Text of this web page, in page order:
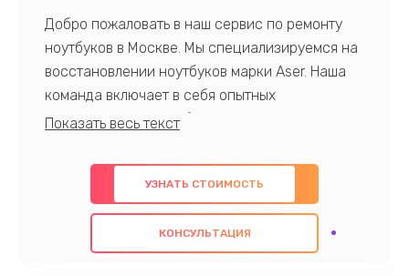
Добро пожаловать в наш сервис по ремонту
ноутбуков в Москве. Мы специализируемся на
восстановлении ноутбуков марки Aser. Наша
команда включает в себя опытных
профессионалов с обширными знаниями и
предлагаем быстрый и качественный ремонт с
использованием оригинальных компонентов, а
также гарантируем качество всех
проведенных работ. Наша цель - предоставить
УЗНАТЬ СТОИМОСТЬ
КОНСУЛЬТАЦИЯ